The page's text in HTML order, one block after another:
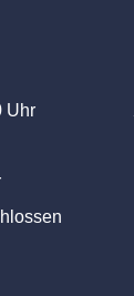
Uhr